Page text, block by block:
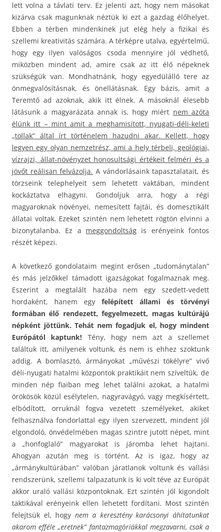
lett volna a távlati terv. Ez jelenti azt, hogy nem másokat
kizárva csak magunknak néztük ki ezt a gazdag élőhelyet.
Ebben a térben mindenkinek jut elég hely a fizikai és
szellemi kreativitás számára. A térképre utalva, egyértelmű,
hogy egy ilyen valóságos csoda mennyire jól védhető,
miközben mindent ad, amire csak az itt élő népeknek
szükségük van. Mondhatnánk, hogy egyedülálló tere az
önmegvalósításnak, és önellátásnak. Egy bázis, amit a
Teremtő ad azoknak, akik itt élnek. A másoknál élesebb
látásunk a magyarázata annak is, hogy miért nem azóta
élünk itt – mint amit a meghamisított, nyugati-déli-keleti
„tollak” által írt történelem hazudni akar. Kellett, hogy
legyen egy olyan nemzetrész, ami a hely térbeli, geológiai,
vízrajzi, állat-növényzet honosultsági értékeit felméri és a
jövőt reálisan felvázolja. A vándorlásaink tapasztalatait, és
törzseink telephelyeit sem lehetett vaktában, mindent
kockáztatva elhagyni. Gondoljuk arra, hogy a régi
magyaroknak növényei, nemesített fajtái, és domesztikált
állatai voltak. Ezeket szintén nem lehetett rögtön elvinni a
bizonytalanba. Ez a meggondoltság is erényeink fontos
részét képezi.
A következő gondolataim megint erősen „tudománytalan”
és más jelzőkkel támadott igazságokat fogalmaznak meg.
Eszerint a megtalált hazába nem egy szedett-vedett
hordaként, hanem egy felépített állami és törvényi
formában élő rendezett, fegyelmezett, magas kultúrájú
népként jöttünk. Tehát nem fogadjuk el, hogy mindent
Európától kaptunk! Tény, hogy nem azt a szellemet
találtuk itt, amilyenek voltunk, és nem is ehhez szoktunk
addig. A bomlasztó, ármányokat „művészi tökélyre” vivő
déli-nyugati hatalmi központok praktikáit nem szíveltük, de
minden nép fiaiban meg lehet találni azokat, a hatalmi
örökösök közül esélytelen, nagyravágyó, vagy megkísértett,
elbódított, orruknál fogva vezetett személyeket, akiket
felhasználva fondorlattal egy ilyen szervezett, mindent jól
elgondoló, önvédelmében magas szintre jutott népet, mint
a „honfoglaló” magyarokat is járomba lehet hajtani.
Ahogyan azután meg is történt. Az is igaz, hogy az
„ármánykultúrában” valóban járatlanok voltunk és vallási
rendszerünk, szellemi talpazatunk is ki volt téve az Európát
akkor uraló vallási központoknak. Ezt szintén jól kigondolt
taktikával erényeink ellen lehetett fordítani. Most szintén
felejtsük el, hogynem a keresztény karácsonyi áhítatunkat
akarom efféle „eretnek” fantazmagóriákkal megzavarni, csak a